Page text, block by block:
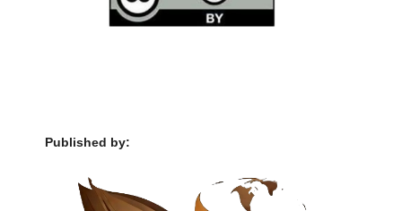
Published by: